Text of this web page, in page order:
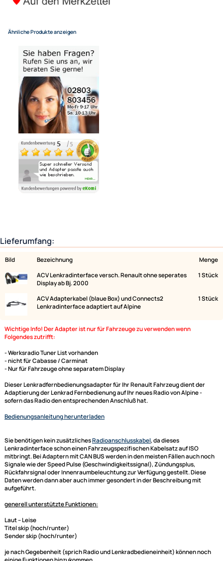
Lieferumfang:
Bild Bezeichnung
ACV Lenkradinterface versch. Renault ohne seperates
ACV Adapterkabel (blaue Box) und Connects2
Lenkradinterface adaptiert auf Alpine
Folgendes zutrifft:
- Werksradio Tuner List vorhanden
- nicht für Cabasse / Carminat
- Nur für Fahrzeuge ohne separatem Display
Dieser Lenkradfernbedienungsadapter für Ihr Renault Fahrzeug dient
sofern das Radio den entsprechenden Anschluß hat.
Bedienungsanleitung herunterladen
Sie benötigen kein zusätzlichesRadioanschlusskabel, da dieses
62,95 €
+ EUR 6,80 Versandkosten
Zur Zeit nicht lieferbar!
Variantenauswahl
Ähnliche Produkte anzeigen